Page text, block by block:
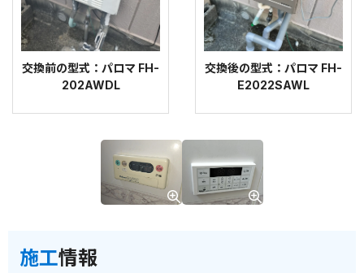
交換前の型式：パロマ FH-
202AWDL
交換後の型式：パロマ FH-
E2022SAWL
施工情報